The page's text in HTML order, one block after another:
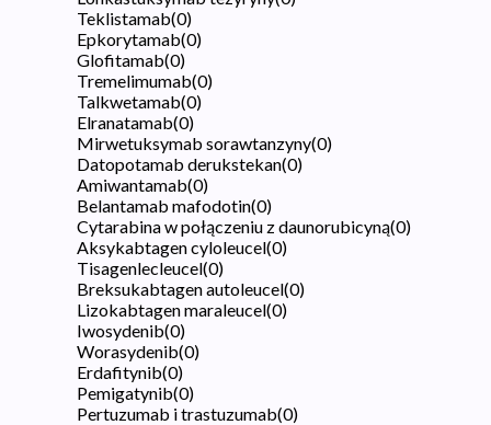
Teklistamab(0)
Epkorytamab(0)
Glofitamab(0)
Tremelimumab(0)
Talkwetamab(0)
Elranatamab(0)
Mirwetuksymab sorawtanzyny(0)
Datopotamab derukstekan(0)
Amiwantamab(0)
Belantamab mafodotin(0)
Cytarabina w połączeniu z daunorubicyną(0)
Aksykabtagen cyloleucel(0)
Tisagenlecleucel(0)
Breksukabtagen autoleucel(0)
Lizokabtagen maraleucel(0)
Iwosydenib(0)
Worasydenib(0)
Erdafitynib(0)
Pemigatynib(0)
Pertuzumab i trastuzumab(0)